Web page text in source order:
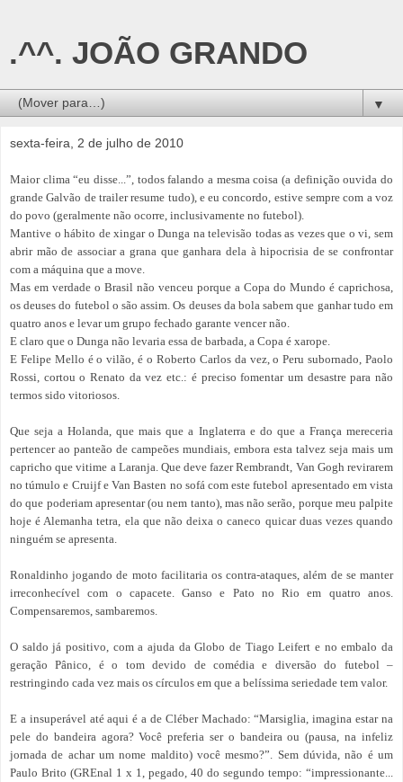
.^^. JOÃO GRANDO
▼
sexta-feira, 2 de julho de 2010
Maior clima “eu disse...”, todos falando a mesma coisa (a definição ouvida do
grande Galvão de trailer resume tudo), e eu concordo, estive sempre com a voz
do povo (geralmente não ocorre, inclusivamente no futebol).
Mantive o hábito de xingar o Dunga na televisão todas as vezes que o vi, sem
abrir mão de associar a grana que ganhara dela à hipocrisia de se confrontar
com a máquina que a move.
Mas em verdade o Brasil não venceu porque a Copa do Mundo é caprichosa,
os deuses do futebol o são assim. Os deuses da bola sabem que ganhar tudo em
quatro anos e levar um grupo fechado garante vencer não.
E claro que o Dunga não levaria essa de barbada, a Copa é xarope.
E Felipe Mello é o vilão, é o Roberto Carlos da vez, o Peru subornado, Paolo
Rossi, cortou o Renato da vez etc.: é preciso fomentar um desastre para não
termos sido vitoriosos.
Que seja a Holanda, que mais que a Inglaterra e do que a França mereceria
pertencer ao panteão de campeões mundiais, embora esta talvez seja mais um
capricho que vitime a Laranja. Que deve fazer Rembrandt, Van Gogh revirarem
no túmulo e Cruijf e Van Basten no sofá com este futebol apresentado em vista
do que poderiam apresentar (ou nem tanto), mas não serão, porque meu palpite
hoje é Alemanha tetra, ela que não deixa o caneco quicar duas vezes quando
ninguém se apresenta.
Ronaldinho jogando de moto facilitaria os contra-ataques, além de se manter
irreconhecível com o capacete. Ganso e Pato no Rio em quatro anos.
Compensaremos, sambaremos.
O saldo já positivo, com a ajuda da Globo de Tiago Leifert e no embalo da
geração Pânico, é o tom devido de comédia e diversão do futebol –
restringindo cada vez mais os círculos em que a belíssima seriedade tem valor.
E a insuperável até aqui é a de Cléber Machado: “Marsiglia, imagina estar na
pele do bandeira agora? Você preferia ser o bandeira ou (pausa, na infeliz
jornada de achar um nome maldito) você mesmo?”. Sem dúvida, não é um
Paulo Brito (GREnal 1 x 1, pegado, 40 do segundo tempo: “impressionante...